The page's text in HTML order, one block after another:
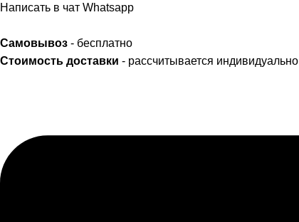
Написать в чат Whatsapp
Самовывоз - бесплатно
Стоимость доставки - рассчитывается индивидуально